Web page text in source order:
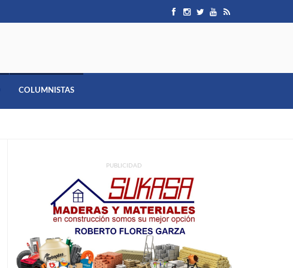
COLUMNISTAS
PUBLICIDAD